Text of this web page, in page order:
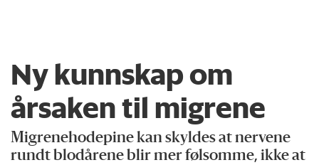
Ny kunnskap om
årsaken til migrene
Migrenehodepine kan skyldes at nervene
rundt blodårene blir mer følsomme, ikke at